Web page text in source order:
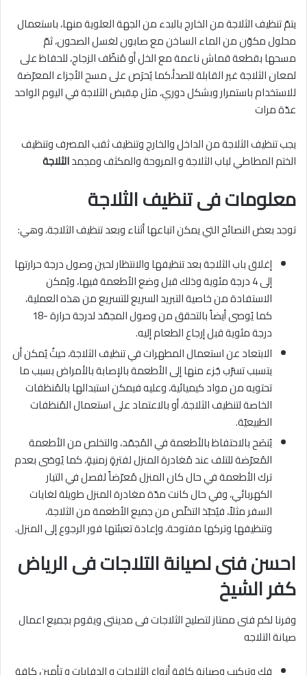
يتمّ تنظيف الثلاجة من الخارج بالبدء من الجهة العلوية منها، باستعمال
محلول مكوّن من الماء الساخن مع صابون لغسل الصحون، ثمّ
مسحها بقطعة قماش ناعمة مع الخل أو مُنظّف الزجاج، للحفاظ على
لمعان الثلاجة غير القابلة للصدأ،كما يُحرَص على مسح الأجزاء المعرّضة
للاستخدام باستمرار وبشكل دوري، مثل مِقبض الثلاجة في اليوم الواحد
عدّة مرات
يجب تنظيف الثلاجة من الداخل والخارج وتنظيف ثقب المصرف وتنظيف
الختم المطاطي لباب الثلاجة و المروحة والمكثف ومجمدالثلاجة
معلومات فى تنظيف الثلاجة
توجد بعض النصائح التي يمكن اتباعها أثناء وبعد تنظيف الثلاجة، وهي:
إغلاق باب الثلاجة بعد تنظيفها والانتظار لحين وصول درجة حرارتها
إلى 4 درجة مئوية وذلك قبل وضع الأطعمة فيها، ويُمكن
الاستفادة من خاصية التبريد السريع للتسريع من هذه العملية،
كما يُوصى أيضاً بالتحقق من وصول المجمّد لدرجة حرارة -18
درجة مئوية قبل إرجاع الطعام إليه.
الابتعاد عن استعمال المطهرات في تنظيف الثلاجة، حيثُ يُمكن أن
يتسبب تسرّب جُزء منها إلى الأطعمة بالإصابة بالأمراض بسبب ما
تحتويه من مواد كيميائية، وعليه فيمكن استبدالها بالمُنظفات
الخاصة لتنظيف الثلاجة، أو بالاعتماد على استعمال المُنظفات
الطبيعيّة.
يُنصَح بالاحتفاظ بالأطعمة في المُجمّد، والتخلص من الأطعمة
المُعرّضة للتلف عند مُغادرة المنزل لفترةٍ زمنيةٍ، كما يُوصَى بعدم
ترك الأطعمة في حال كان المنزل مُعرّضاً لفصل في التيار
الكهربائي، وفي حال كانت مدّة مغادرة المنزل طويلة لغايات
السفر مثلاً، فيُحبّذ التخلّص من جميع الأطعمة من الثلاجة،
وتنظيفها وتركها مفتوحة، وإعادة تعبئتها فور الرجوع إلى المنزل.
احسن فنى لصيانة التلاجات فى الرياض
كفر الشيخ
وفرنا لكم فنى ممتاز لتصليح الثلاجات فى مدينتى ويقوم بجميع اعمال
صيانة التلاجه